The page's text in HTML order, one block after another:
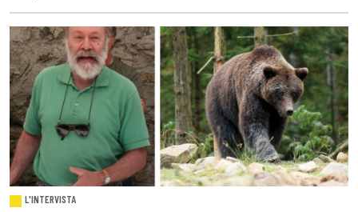
L'INTERVISTA